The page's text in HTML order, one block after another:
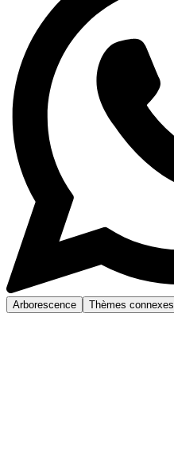
Arborescence Thèmes connexes